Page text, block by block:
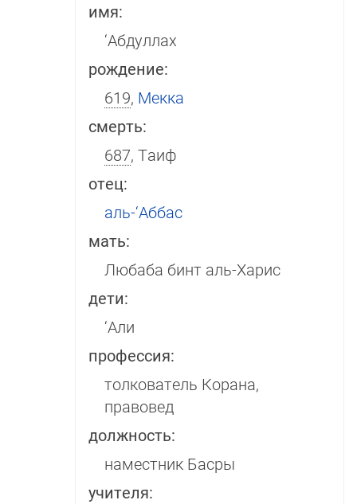
имя:
‘Абдуллах
рождение:
619, Мекка
смерть:
687, Таиф
отец:
аль-‘Аббас
мать:
Любаба бинт аль-Харис
дети:
‘Али
профессия:
толкователь Корана,
правовед
должность:
наместник Басры
учителя: